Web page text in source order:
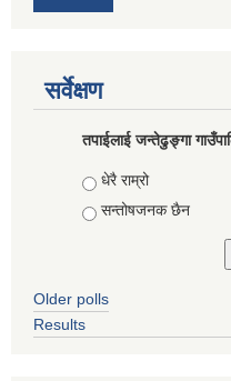
सर्वेक्षण
तपाईलाई जन्तेढुङ्गा
Choices
धेरै राम्रो
सन्तोषजनक छैन
Older polls
Results